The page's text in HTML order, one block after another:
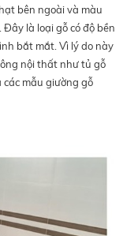
bên ngoài và màu
là loại gỗ có độ bền
bắt mắt. Vì lý do này
nội thất như tủ gỗ
các mẫu giường gỗ